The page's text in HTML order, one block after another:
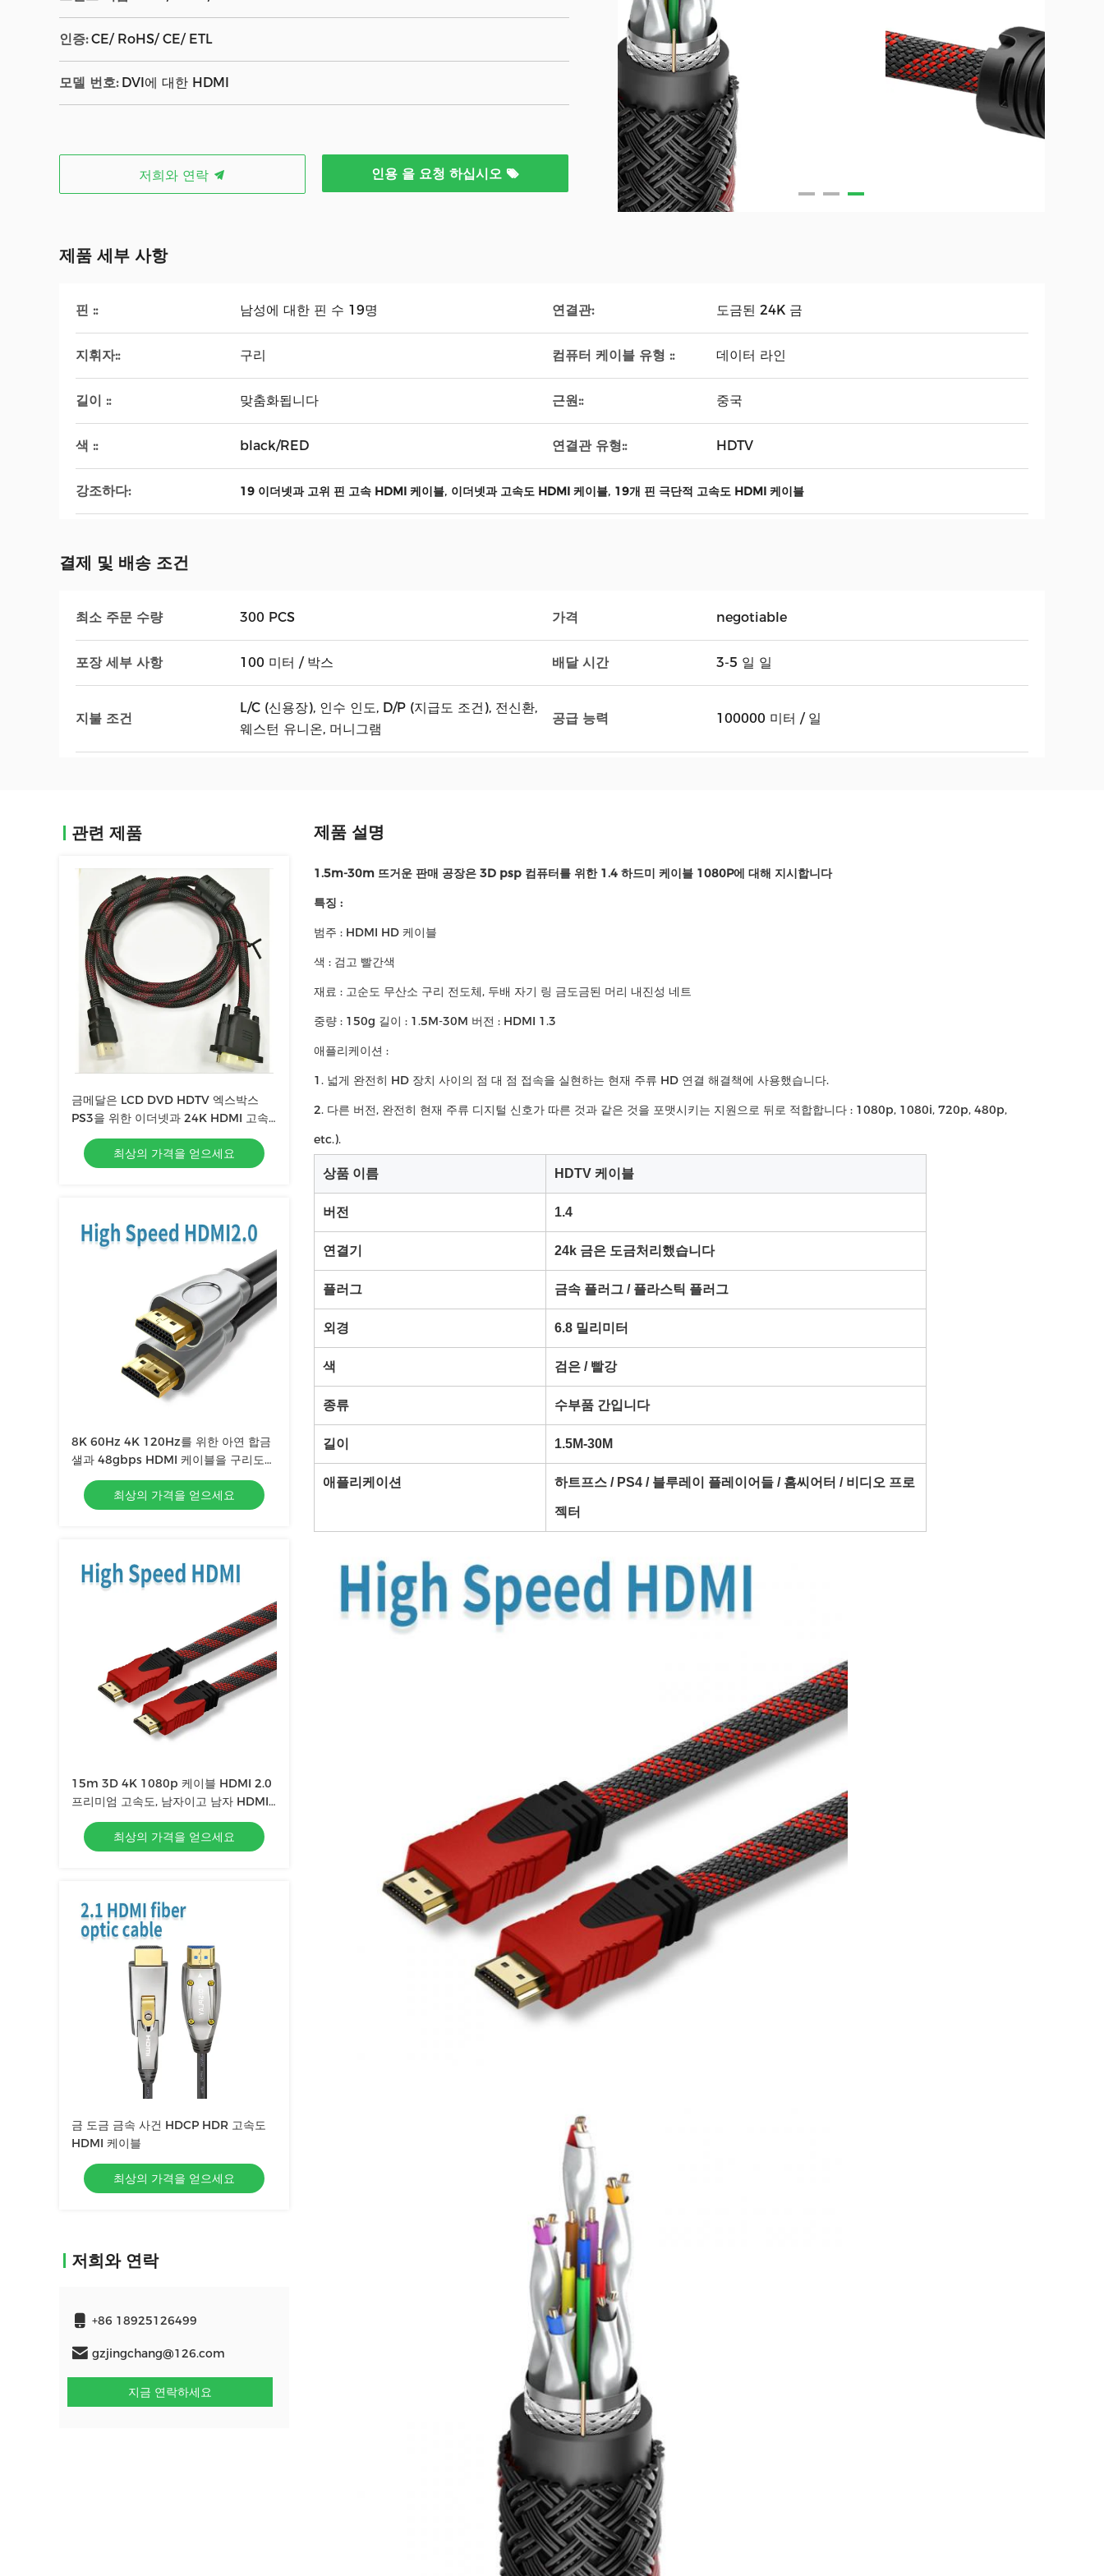
인증: CE/ RoHS/ CE/ ETL
모델 번호: DVI에 대한 HDMI
저희와 연락 인용 을 요청 하십시오
제품 세부 사항
핀 :: 남성에 대한 핀 수 19명 연결관: 도금된 24K 금
지휘자:: 구리 컴퓨터 케이블 유형 :: 데이터 라인
길이 :: 맞춤화됩니다 근원:: 중국
색 :: black/RED 연결관 유형:: HDTV
강조하다: 19 이더넷과 고위 핀 고속 HDMI 케이블, 이더넷과 고속도 HDMI 케이블, 19개 핀 극단적 고속도 HDMI 케이블
결제 및 배송 조건
최소 주문 수량 300 PCS 가격 negotiable
포장 세부 사항 100 미터 / 박스 배달 시간 3-5 일 일
지불 조건
L/C (신용장), 인수 인도, D/P (지급도 조건), 전신환,
웨스턴 유니온, 머니그램
공급 능력 100000 미터 / 일
관련 제품
금메달은 LCD DVD HDTV 엑스박스
PS3을 위한 이더넷과 24K HDMI 고속
도를 도금처리했습니다
최상의 가격을 얻으세요
8K 60Hz 4K 120Hz를 위한 아연 합금
샐과 48gbps HDMI 케이블을 구리도금
하세요
최상의 가격을 얻으세요
15m 3D 4K 1080p 케이블 HDMI 2.0
프리미엄 고속도, 남자이고 남자 HDMI
케이블
최상의 가격을 얻으세요
금 도금 금속 사건 HDCP HDR 고속도
HDMI 케이블
최상의 가격을 얻으세요
저희와 연락
+86 18925126499
gzjingchang@126.com
지금 연락하세요
제품 설명
1.5m-30m 뜨거운 판매 공장은 3D psp 컴퓨터를 위한 1.4 하드미 케이블 1080P에 대해 지시합니다
특징 :
범주 : HDMI HD 케이블
색 : 검고 빨간색
재료 : 고순도 무산소 구리 전도체, 두배 자기 링 금도금된 머리 내진성 네트
중량 : 150g 길이 : 1.5M-30M 버전 : HDMI 1.3
애플리케이션 :
1. 넓게 완전히 HD 장치 사이의 점 대 점 접속을 실현하는 현재 주류 HD 연결 해결책에 사용했습니다.
2. 다른 버전, 완전히 현재 주류 디지털 신호가 따른 것과 같은 것을 포맷시키는 지원으로 뒤로 적합합니다 : 1080p, 1080i, 720p, 480p,
etc.).
상품 이름 HDTV 케이블
버전 1.4
연결기 24k 금은 도금처리했습니다
플러그 금속 플러그 / 플라스틱 플러그
외경 6.8 밀리미터
색 검은 / 빨강
종류 수부품 간입니다
길이 1.5M-30M
애플리케이션 하트프스 / PS4 / 블루레이 플레이어들 / 홈씨어터 / 비디오 프로
젝터